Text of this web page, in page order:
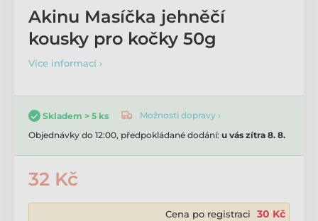
Akinu Masíčka jehněčí
kousky pro kočky 50g
Více informací ›
Skladem > 5 ks
Možnosti dopravy ›
Objednávky do 12:00, předpokládané dodání: u vás zítra 8. 8.
32 Kč
Cena po registraci 30 Kč